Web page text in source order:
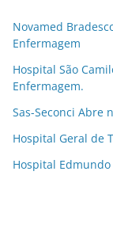
Novamed
Enfermagem
Hospital São
Enfermagem.
Sas-Seconci Abre
Hospital Geral de
Hospital